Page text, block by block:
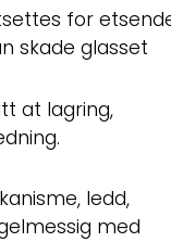
for
skade glasset
at lagring,
ledd,
med